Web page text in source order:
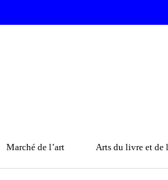
Marché de l’art Arts du livre et de